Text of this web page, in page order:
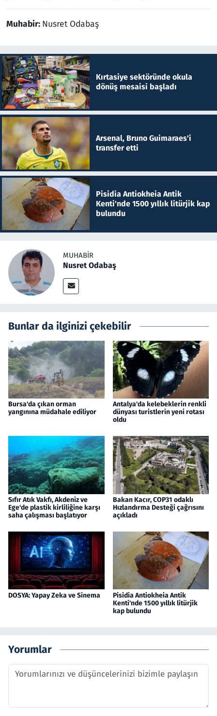
Muhabir: Nusret Odabaş
Kırtasiye sektöründe okula
dönüş mesaisi başladı
Arsenal, Bruno Guimaraes'i
transfer etti
Pisidia Antiokheia Antik
Kenti'nde 1500 yıllık litürjik kap
bulundu
MUHABIR
Nusret Odabaş
Bunlar da ilginizi çekebilir
Bursa'da çıkan orman
yangınına müdahale ediliyor
Antalya'da kelebeklerin renkli
dünyası turistlerin yeni rotası
oldu
Sıfır Atık Vakfı, Akdeniz ve
Ege'de plastik kirliliğine karşı
saha çalışması başlatıyor
Bakan Kacır, COP31 odaklı
Hızlandırma Desteği çağrısını
açıkladı
DOSYA: Yapay Zeka ve Sinema
Pisidia Antiokheia Antik
Kenti'nde 1500 yıllık litürjik
kap bulundu
Yorumlar